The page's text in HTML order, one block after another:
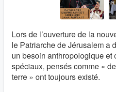
Lors de l’ouverture de la
le Patriarche de Jérusalem a
un besoin anthropologique et
spéciaux, pensés comme «
terre » ont toujours existé.